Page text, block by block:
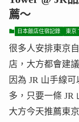
薦～
日本飯店住宿記錄 東京
很多人安排東京
店，大方都會建
因為 JR 山手線
多，只要一條 JR
大方今天推薦東京